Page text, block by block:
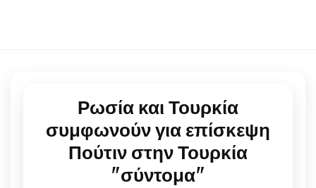
Ρωσία και Τουρκία
συμφωνούν για επίσκεψη
Πούτιν στην Τουρκία
"σύντομα"